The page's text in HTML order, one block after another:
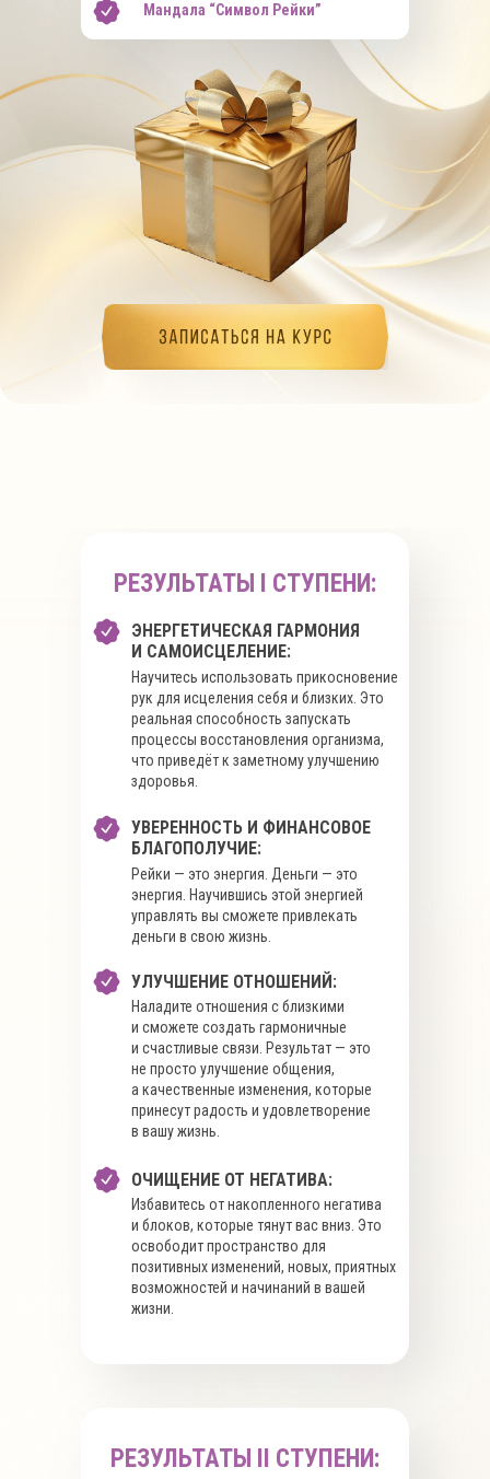
Мандала “Символ Рейки”
РЕЗУЛЬТАТЫ I СТУПЕНИ:
ЭНЕРГЕТИЧЕСКАЯ ГАРМОНИЯ
И САМОИСЦЕЛЕНИЕ:
Научитесь использовать прикосновение
рук для исцеления себя и близких. Это
реальная способность запускать
процессы восстановления организма,
что приведёт к заметному улучшению
здоровья.
УВЕРЕННОСТЬ И ФИНАНСОВОЕ
БЛАГОПОЛУЧИЕ:
Рейки — это энергия. Деньги — это
энергия. Научившись этой энергией
управлять вы сможете привлекать
деньги в свою жизнь.
РЕЗУЛЬТАТЫ II СТУПЕНИ:
УЛУЧШЕНИЕ ОТНОШЕНИЙ:
Наладите отношения с близкими
и сможете создать гармоничные
и счастливые связи. Результат — это
не просто улучшение общения,
а качественные изменения, которые
принесут радость и удовлетворение
в вашу жизнь.
ОЧИЩЕНИЕ ОТ НЕГАТИВА:
Избавитесь от накопленного негатива
и блоков, которые тянут вас вниз. Это
освободит пространство для
позитивных изменений, новых, приятных
возможностей и начинаний в вашей
жизни.